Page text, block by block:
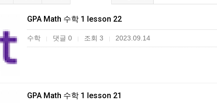
GPA Math 수학 1 lesson 22
수학 | 댓글 0 | 조회 3 | 2023.09.14
GPA Math 수학 1 lesson 21